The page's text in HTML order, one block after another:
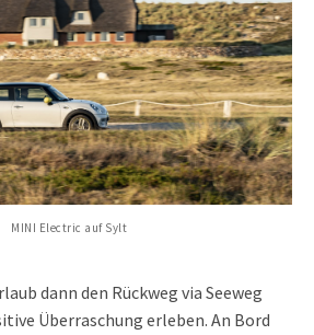
MINI Electric auf Sylt
dann den Rückweg via Seeweg
Überraschung erleben. An Bord